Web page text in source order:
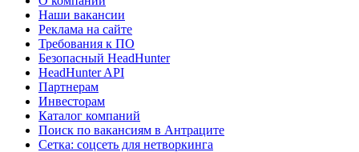
Наши вакансии
Реклама на сайте
Требования к ПО
Безопасный HeadHunter
HeadHunter API
Партнерам
Инвесторам
Каталог компаний
Поиск по вакансиям в Антраците
Сетка: соцсеть для нетворкинга